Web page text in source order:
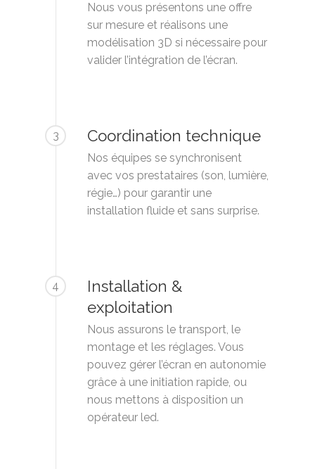
Nous vous présentons une offre
sur mesure et réalisons une
modélisation 3D si nécessaire pour
valider l’intégration de l’écran.
3 Coordination technique
Nos équipes se synchronisent
avec vos prestataires (son, lumière,
régie…) pour garantir une
installation fluide et sans surprise.
4
Installation &
exploitation
Nous assurons le transport, le
montage et les réglages. Vous
pouvez gérer l’écran en autonomie
grâce à une initiation rapide, ou
nous mettons à disposition un
opérateur led.